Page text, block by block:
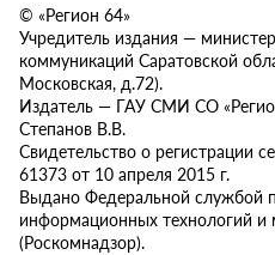
© «Регион 64»
Учредитель издания —
коммуникаций Саратовской
Московская, д.72).
Издатель — ГАУ СМИ СО
Степанов В.В.
Свидетельство о регистрации
61373 от 10 апреля 2015 г.
Выдано Федеральной службой
информационных технологий и
(Роскомнадзор).